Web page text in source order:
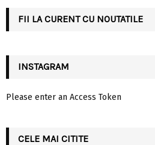
FII LA CURENT CU NOUTATILE
INSTAGRAM
Please enter an Access Token
CELE MAI CITITE